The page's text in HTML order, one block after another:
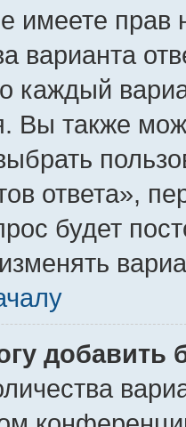
прав
варианта
каждый
Вы также
ответа»,
будет
добавить